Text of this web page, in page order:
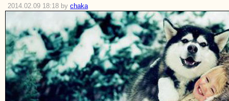
2014.02.09 18:18 by chaka